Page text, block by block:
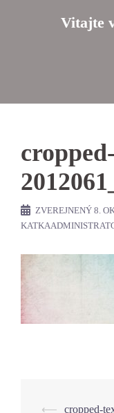
Vitajte
ZVEREJNENÝ 8.
⟵
cropped-